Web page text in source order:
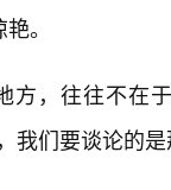
。
方，往往不在
我们要谈论的